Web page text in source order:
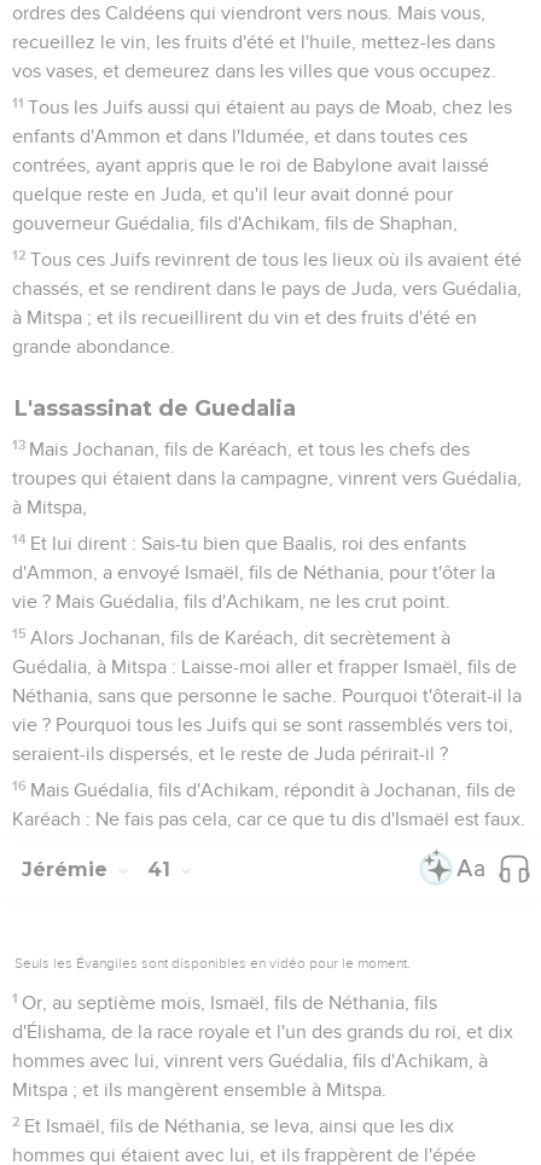
ordres des Caldéens qui viendront vers nous. Mais vous,
recueillez le vin, les fruits d'été et l'huile, mettez-les dans
vos vases, et demeurez dans les villes que vous occupez.
11 Tous les Juifs aussi qui étaient au pays de Moab, chez les
enfants d'Ammon et dans l'Idumée, et dans toutes ces
contrées, ayant appris que le roi de Babylone avait laissé
quelque reste en Juda, et qu'il leur avait donné pour
gouverneur Guédalia, fils d'Achikam, fils de Shaphan,
12 Tous ces Juifs revinrent de tous les lieux où ils avaient été
chassés, et se rendirent dans le pays de Juda, vers Guédalia,
à Mitspa ; et ils recueillirent du vin et des fruits d'été en
grande abondance.
L'assassinat de Guedalia
13 Mais Jochanan, fils de Karéach, et tous les chefs des
troupes qui étaient dans la campagne, vinrent vers Guédalia,
à Mitspa,
14 Et lui dirent : Sais-tu bien que Baalis, roi des enfants
d'Ammon, a envoyé Ismaël, fils de Néthania, pour t'ôter la
vie ? Mais Guédalia, fils d'Achikam, ne les crut point.
15 Alors Jochanan, fils de Karéach, dit secrètement à
Guédalia, à Mitspa : Laisse-moi aller et frapper Ismaël, fils de
Néthania, sans que personne le sache. Pourquoi t'ôterait-il la
vie ? Pourquoi tous les Juifs qui se sont rassemblés vers toi,
seraient-ils dispersés, et le reste de Juda périrait-il ?
16 Mais Guédalia, fils d'Achikam, répondit à Jochanan, fils de
Karéach : Ne fais pas cela, car ce que tu dis d'Ismaël est faux.
Jérémie 41
Seuls les Évangiles sont disponibles en vidéo pour le moment.
1 Or, au septième mois, Ismaël, fils de Néthania, fils
d'Élishama, de la race royale et l'un des grands du roi, et dix
hommes avec lui, vinrent vers Guédalia, fils d'Achikam, à
Mitspa ; et ils mangèrent ensemble à Mitspa.
2 Et Ismaël, fils de Néthania, se leva, ainsi que les dix
hommes qui étaient avec lui, et ils frappèrent de l'épée